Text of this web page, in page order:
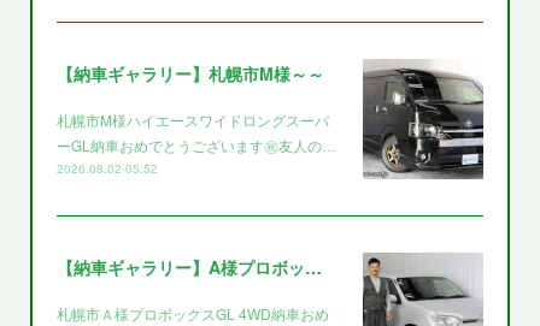
【納車ギャラリー】札幌市M様～～
札幌市M様ハイエースワイドロングスーパ
ーGL納車おめでとうございます㊗️友人の…
2026.08.02 05:52
【納車ギャラリー】A様プロボックス～～
札幌市Ａ様プロボックスGL 4WD納車おめ